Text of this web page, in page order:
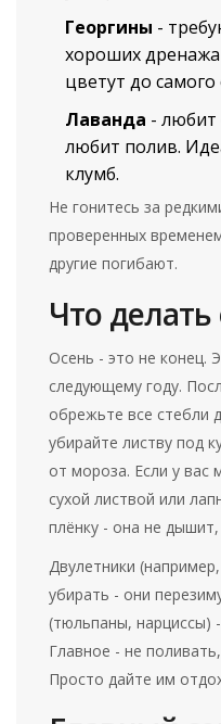
Георгины -
хороших
цветут до самого
Лаванда - любит
любит полив.
клумб.
Не гонитесь за
проверенных
другие погибают.
Что
Осень - это не конец.
следующему году.
обрежьте все стебли
убирайте листву под
от мороза. Если у вас
сухой листвой или
плёнку - она не
Двулетники
убирать - они
(тюльпаны, нарциссы)
Главное - не
Просто дайте им